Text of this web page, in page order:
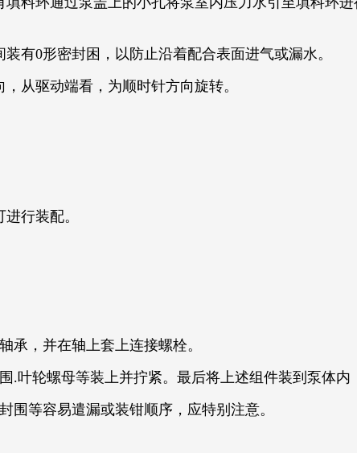
0形密封困，以防止沿着配合表面进气或漏水。
从驱动端看，为顺时针方向旋转。
行装配。
，并在轴上套上连接螺栓。
轮螺母等装上并拧紧。最后将上述组件装到泵体内
等容易遣漏或装钳顺序，应特别注意。